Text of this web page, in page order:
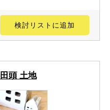
検討リスト に追加
頭 土地